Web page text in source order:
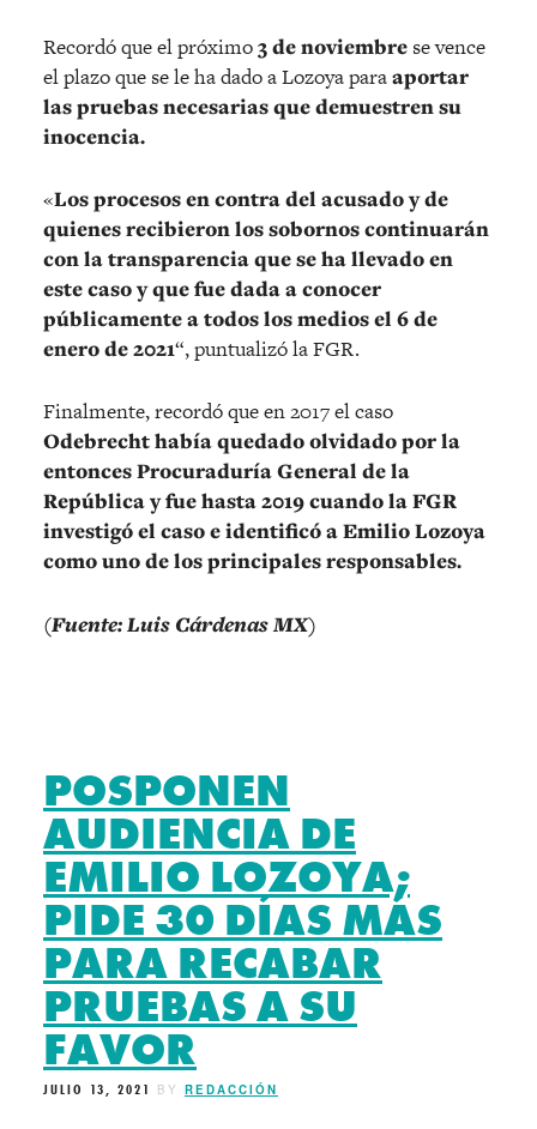
Recordó que el próximo3 de noviembrese vence
el plazo que se le ha dado a Lozoya paraaportar
las pruebas necesarias que demuestren su
inocencia.
«Los procesos en contra del acusado y de
quienes recibieron los sobornos continuarán
con la transparencia que se ha llevado en
este caso y que fue dada a conocer
públicamente a todos los medios el 6 de
enero de 2021“, puntualizó la FGR.
Finalmente, recordó que en 2017 el caso
Odebrecht había quedado olvidado por la
entonces Procuraduría General de la
República y fue hasta 2019 cuando la FGR
investigó el caso e identificó a Emilio Lozoya
como uno de los principales responsables.
(Fuente: Luis Cárdenas MX)
POSPONEN
AUDIENCIA DE
EMILIO LOZOYA;
PIDE 30 DÍAS MÁS
PARA RECABAR
PRUEBAS A SU
FAVOR
JULIO 13, 2021 BY REDACCIÓN